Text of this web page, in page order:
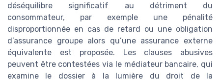
déséquilibre significatif au détriment du
consommateur, par exemple une pénalité
disproportionnée en cas de retard ou une obligation
d’assurance groupe alors qu’une assurance externe
équivalente est proposée. Les clauses abusives
peuvent être contestées via le médiateur bancaire, qui
examine le dossier à la lumière du droit de la